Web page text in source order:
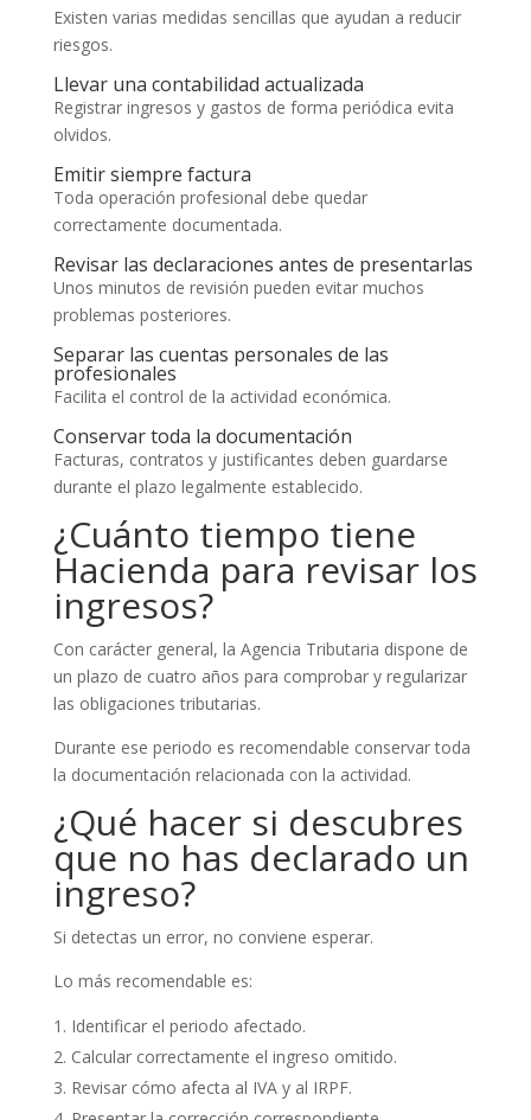
Existen varias medidas sencillas que ayudan a reducir
riesgos.
Llevar una contabilidad actualizada
Registrar ingresos y gastos de forma periódica evita
olvidos.
Emitir siempre factura
Toda operación profesional debe quedar
correctamente documentada.
Revisar las declaraciones antes de presentarlas
Unos minutos de revisión pueden evitar muchos
problemas posteriores.
Separar las cuentas personales de las
profesionales
Facilita el control de la actividad económica.
Conservar toda la documentación
Facturas, contratos y justificantes deben guardarse
durante el plazo legalmente establecido.
¿Cuánto tiempo tiene
Hacienda para revisar los
ingresos?
Con carácter general, la Agencia Tributaria dispone de
un plazo de cuatro años para comprobar y regularizar
las obligaciones tributarias.
Durante ese periodo es recomendable conservar toda
la documentación relacionada con la actividad.
¿Qué hacer si descubres
que no has declarado un
ingreso?
Si detectas un error, no conviene esperar.
Lo más recomendable es:
Identificar el periodo afectado.
Calcular correctamente el ingreso omitido.
Revisar cómo afecta al IVA y al IRPF.